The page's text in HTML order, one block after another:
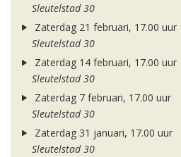
Sleutelstad 30
Zaterdag 21 februari, 17.00 uur
Sleutelstad 30
Zaterdag 14 februari, 17.00 uur
Sleutelstad 30
Zaterdag 7 februari, 17.00 uur
Sleutelstad 30
Zaterdag 31 januari, 17.00 uur
Sleutelstad 30